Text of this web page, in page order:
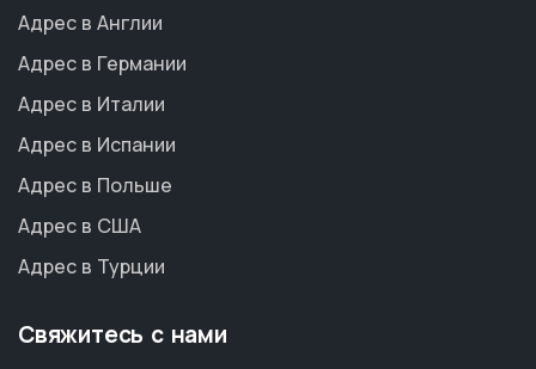
Адрес в Англии
Адрес в Германии
Адрес в Италии
Адрес в Испании
Адрес в Польше
Адрес в США
Адрес в Турции
Свяжитесь с нами